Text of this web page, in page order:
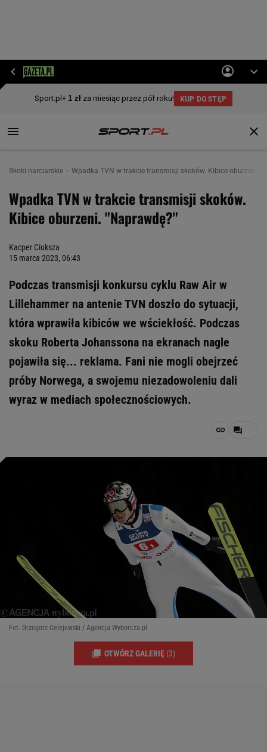
Skoki narciarskie Wpadka TVN w trakcie transmisji skoków. Kibice oburzeni.
Wpadka TVN w trakcie transmisji skoków.
Kibice oburzeni. "Naprawdę?"
Kacper Ciuksza
15 marca 2023, 06:43
Podczas transmisji konkursu cyklu Raw Air w
Lillehammer na antenie TVN doszło do sytuacji,
która wprawiła kibiców we wściekłość. Podczas
skoku Roberta Johanssona na ekranach nagle
pojawiła się... reklama. Fani nie mogli obejrzeć
próby Norwega, a swojemu niezadowoleniu dali
wyraz w mediach społecznościowych.
Fot. Grzegorz Celejewski / Agencja Wyborcza.pl
OTWÓRZ GALERIĘ (3)